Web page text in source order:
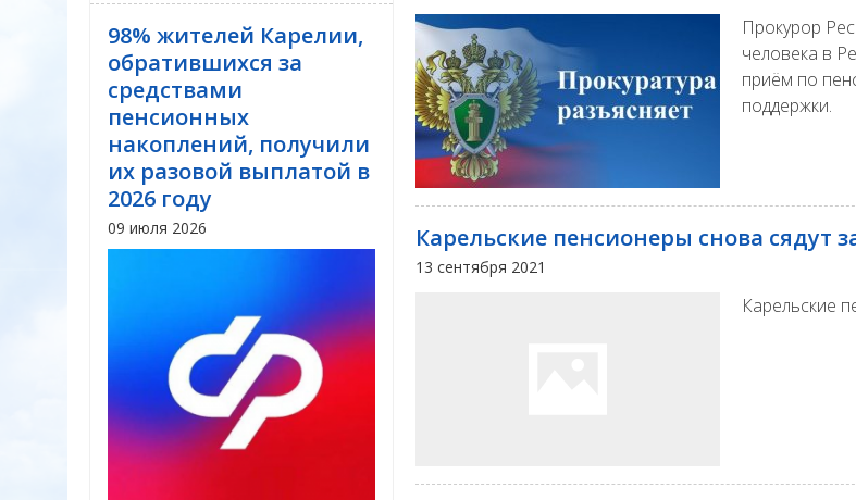
98% жителей Карелии,
обратившихся за
средствами
пенсионных
накоплений, получили
их разовой выплатой в
2026 году
09 июля 2026
Прокурор
человека в
приём по
поддержки.
Карельские пенсионеры снова сядут
13 сентября 2021
Карельские